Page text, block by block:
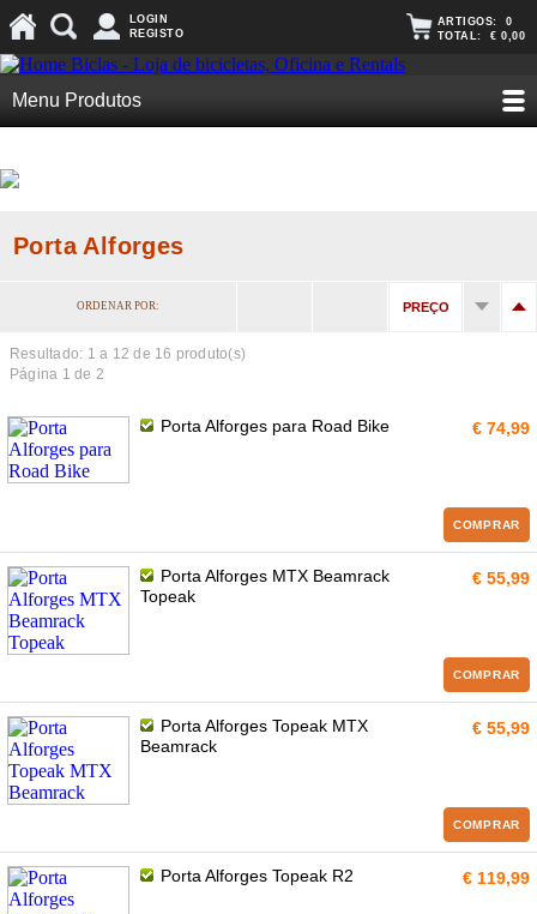
LOGIN
REGISTO
ARTIGOS: 0
TOTAL: € 0,00
Menu Produtos
Porta Alforges
ORDENAR POR: PREÇO
Resultado: 1 a 12 de 16 produto(s)
Página 1 de 2
Porta Alforges para Road Bike € 74,99
COMPRAR
Porta Alforges MTX Beamrack
Topeak
€ 55,99
COMPRAR
Porta Alforges Topeak MTX
Beamrack
€ 55,99
COMPRAR
Porta Alforges Topeak R2 € 119,99